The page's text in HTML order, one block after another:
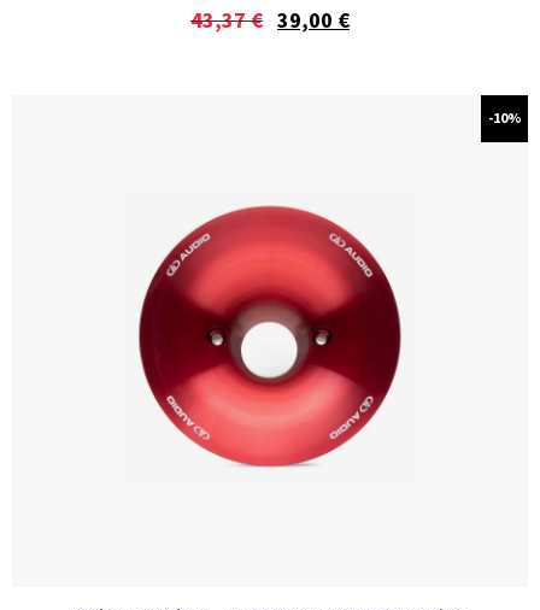
43,37€ 39,00 €
-10%